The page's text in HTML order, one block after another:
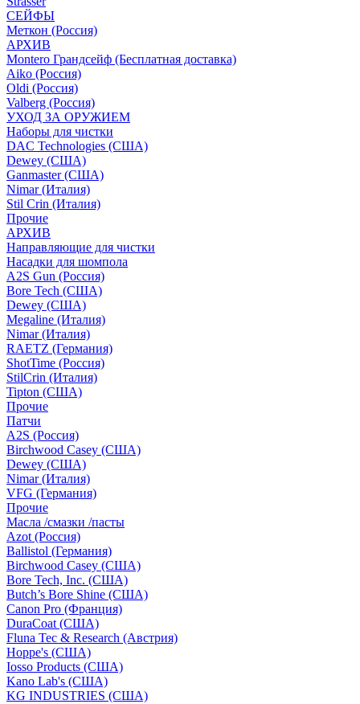
СЕЙФЫ
Меткон (Россия)
АРХИВ
Montero Грандсейф (Бесплатная доставка)
Aiko (Россия)
Oldi (Россия)
Valberg (Россия)
УХОД ЗА ОРУЖИЕМ
Наборы для чистки
DAC Technologies (США)
Dewey (США)
Ganmaster (США)
Nimar (Италия)
Stil Crin (Италия)
Прочие
АРХИВ
Направляющие для чистки
Насадки для шомпола
A2S Gun (Россия)
Bore Tech (США)
Dewey (США)
Megaline (Италия)
Nimar (Италия)
RAETZ (Германия)
ShotTime (Россия)
StilCrin (Италия)
Tipton (США)
Прочие
Патчи
A2S (Россия)
Birchwood Casey (США)
Dewey (США)
Nimar (Италия)
VFG (Германия)
Прочие
Масла /смазки /пасты
Azot (Россия)
Ballistol (Германия)
Birchwood Casey (США)
Bore Tech, Inc. (США)
Butch’s Bore Shine (СШA)
Canon Pro (Франция)
DuraCoat (США)
Fluna Tec & Research (Австрия)
Hoppe's (США)
Iosso Products (США)
Kano Lab's (США)
KG INDUSTRIES (США)